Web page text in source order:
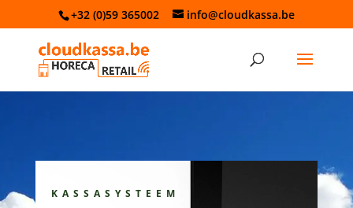
+32 (0)59 365002 info@cloudkassa.be
KASSASYSTEEM